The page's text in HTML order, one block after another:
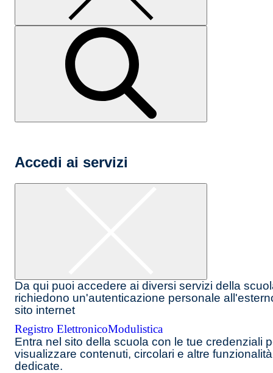
Accedi ai servizi
Da qui puoi accedere ai diversi servizi della
richiedono un'autenticazione personale
sito internet
Registro ElettronicoModulistica
Entra nel sito della scuola con le tue credenziali
visualizzare contenuti, circolari e altre
dedicate.